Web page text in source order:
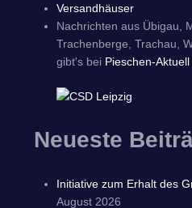
Versandhäuser
Nachrichten aus Übigau,
Trachenberge, Trachau,
gibt's bei Pieschen-Aktuell
Neueste
Initiative zum Erhalt des
August 2026